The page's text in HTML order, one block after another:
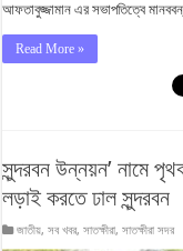
আফতাবুজ্জামান এর সভাপতিত্বে
Read More »
সুন্দরবন উন্নয়ন’ নামে
লড়াই করতে ঢাল সুন্দরবন
জাতীয়,সব খবর,সাতক্ষীরা,সাতক্ষীরা সদর